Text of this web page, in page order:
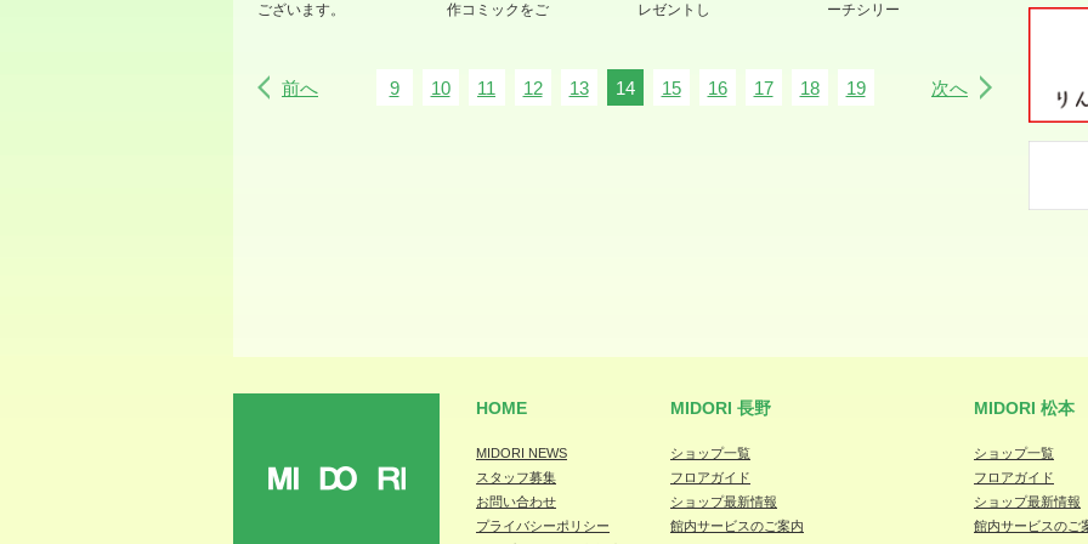
ございます。 作コミックをご レゼントし ーチシリー
前へ 9 10 11 12 13 14 15 16 17 18 19 次へ
HOME
MIDORI NEWS
スタッフ募集
お問い合わせ
プライバシーポリシー
MIDORI 長野
ショップ一覧
フロアガイド
ショップ最新情報
館内サービスのご案内
MIDORI 松本
ショップ一覧
フロアガイド
ショップ最新情報
館内サービスのご